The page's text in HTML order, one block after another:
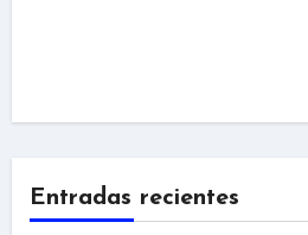
Entradas recientes